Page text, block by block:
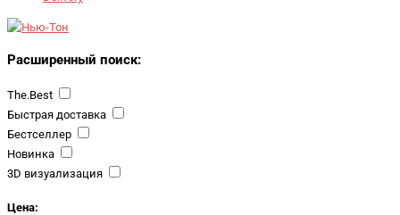
Расширенный поиск:
The.Best
Быстрая доставка
Бестселлер
Новинка
3D визуализация
Цена: